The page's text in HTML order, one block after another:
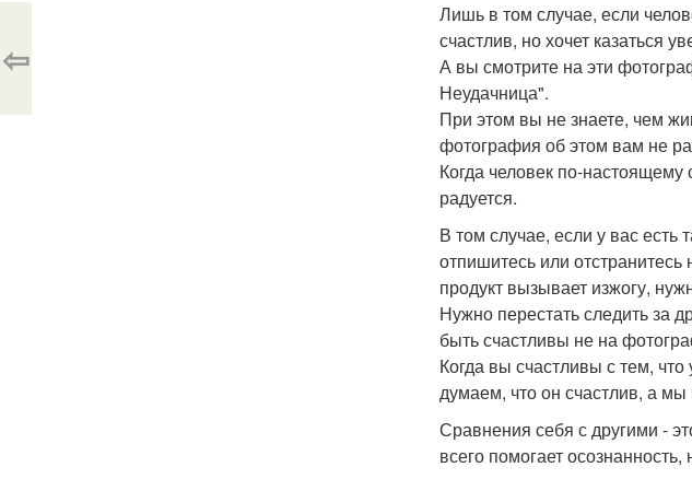
Лишь в том случае, если
счастлив, но хочет казаться
А вы смотрите на эти
Неудачница".
При этом вы не знаете, чем
фотография об этом вам не
Когда человек по-настоящему
радуется.
В том случае, если у вас есть
отпишитесь или
продукт вызывает изжогу,
Нужно перестать следить за
быть счастливы не на
Когда вы счастливы с тем, что
думаем, что он счастлив, а мы
Сравнения себя с другими -
всего помогает
⇦